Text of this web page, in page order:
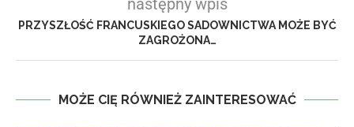
następny wpis
PRZYSZŁOŚĆ FRANCUSKIEGO SADOWNICTWA MOŻE BYĆ
ZAGROŻONA…
MOŻE CIĘ RÓWNIEŻ ZAINTERESOWAĆ